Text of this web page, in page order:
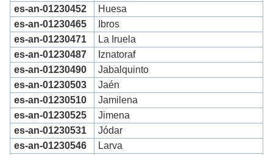
es-an-01230452
Huesa
es-an-01230465
Ibros
es-an-01230471
La Iruela
es-an-01230487
Iznatoraf
es-an-01230490
Jabalquinto
es-an-01230503
Jaén
es-an-01230510
Jamilena
es-an-01230525
Jimena
es-an-01230531
Jódar
es-an-01230546
Larva